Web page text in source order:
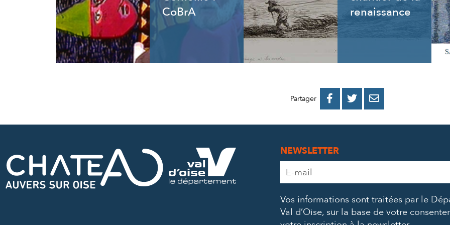
CoBrA
renaissance
Partager 
PARTAGER
PARTAGER
PARTAGER
NEWSLETTER
Adresse
e-
*
Vos informations sont traitées par le
Val d’Oise, sur la base de votre